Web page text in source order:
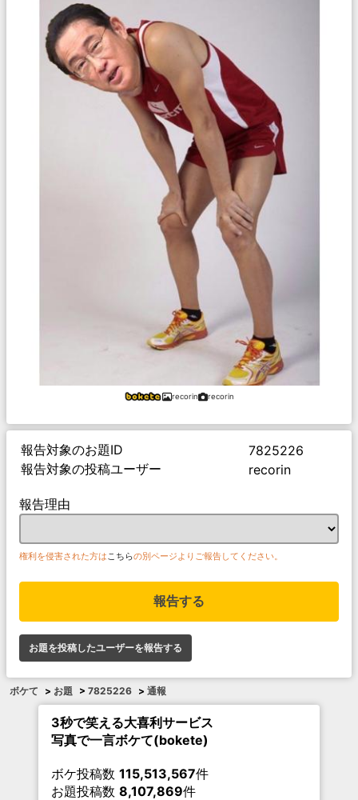
recorin recorin
報告対象のお題ID
7825226
報告対象の投稿ユーザー
recorin
報告理由
権利を侵害された方はこちらの別ページよりご報告してください。
報告する
お題を投稿したユーザーを報告する
ボケて > お題 > 7825226 > 通報
3秒で笑える大喜利サービス
写真で一言ボケて(bokete)
ボケ投稿数 115,513,567件
お題投稿数 8,107,869件